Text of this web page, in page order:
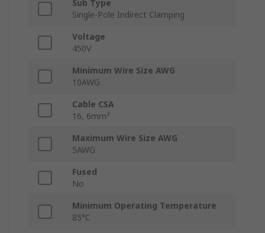
Sub Type
Single-Pole Indirect Clamping
Voltage
450V
Minimum Wire Size AWG
10AWG
Cable CSA
16, 6mm²
Maximum Wire Size AWG
5AWG
Fused
No
Minimum Operating Temperature
85°C